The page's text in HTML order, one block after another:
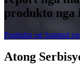
produkto nga
Pagkuha og Sampol
Atong